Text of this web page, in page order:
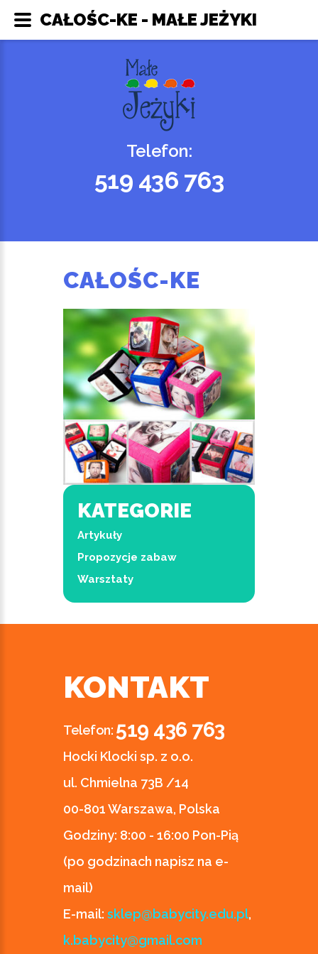
Telefon:
519 436 763
CAŁOŚC-KE
KATEGORIE
Artykuły
Propozycje zabaw
Warsztaty
KONTAKT
Telefon: 519 436 763
Hocki Klocki sp. z o.o.
ul. Chmielna 73B /14
00-801 Warszawa, Polska
Godziny: 8:00 - 16:00 Pon-Pią
(po godzinach napisz na e-
mail)
E-mail: sklep@babycity.edu.pl,
k.babycity@gmail.com
CAŁOŚC-KE - MAŁE JEŻYKI